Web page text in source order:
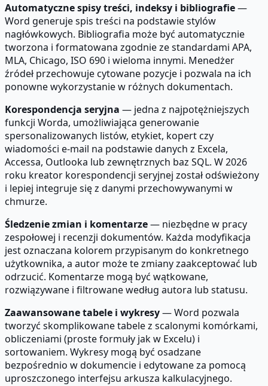
Automatyczne spisy treści, indeksy i bibliografie—
Word generuje spis treści na podstawie stylów
nagłówkowych. Bibliografia może być automatycznie
tworzona i formatowana zgodnie ze standardami APA,
MLA, Chicago, ISO 690 i wieloma innymi. Menedżer
źródeł przechowuje cytowane pozycje i pozwala na ich
ponowne wykorzystanie w różnych dokumentach.
Korespondencja seryjna — jedna z najpotężniejszych
funkcji Worda, umożliwiająca generowanie
spersonalizowanych listów, etykiet, kopert czy
wiadomości e-mail na podstawie danych z Excela,
Accessa, Outlooka lub zewnętrznych baz SQL. W 2026
roku kreator korespondencji seryjnej został odświeżony
i lepiej integruje się z danymi przechowywanymi w
chmurze.
Śledzenie zmian i komentarze— niezbędne w pracy
zespołowej i recenzji dokumentów. Każda modyfikacja
jest oznaczana kolorem przypisanym do konkretnego
użytkownika, a autor może te zmiany zaakceptować lub
odrzucić. Komentarze mogą być wątkowane,
rozwiązywane i filtrowane według autora lub statusu.
Zaawansowane tabele i wykresy— Word pozwala
tworzyć skomplikowane tabele z scalonymi komórkami,
obliczeniami (proste formuły jak w Excelu) i
sortowaniem. Wykresy mogą być osadzane
bezpośrednio w dokumencie i edytowane za pomocą
uproszczonego interfejsu arkusza kalkulacyjnego.